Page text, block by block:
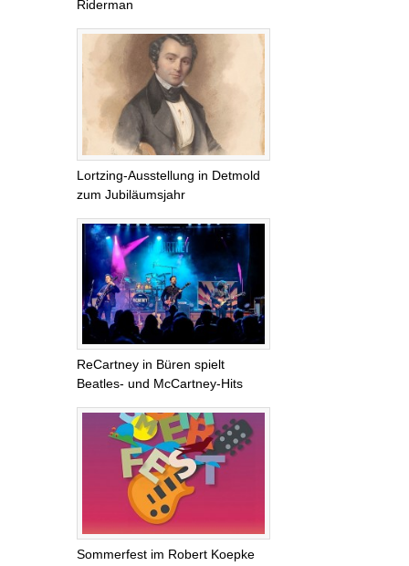
Riderman
Lortzing-Ausstellung in Detmold
zum Jubiläumsjahr
ReCartney in Büren spielt
Beatles- und McCartney-Hits
Sommerfest im Robert Koepke